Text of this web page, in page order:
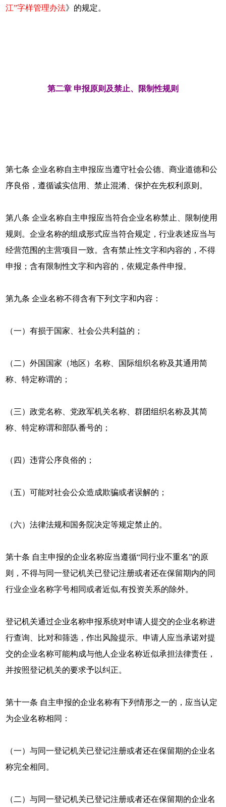
江”字样管理办法》的规定。
第二章 申报原则及禁止、限制性规则
第七条 企业名称自主申报应当遵守社会公德、商业道德和公
序良俗，遵循诚实信用、禁止混淆、保护在先权利原则。
第八条 企业名称自主申报应当符合企业名称禁止、限制使用
规则。企业名称的组成形式应当符合规定，行业表述应当与
经营范围的主营项目一致。含有禁止性文字和内容的，不得
申报；含有限制性文字和内容的，依规定条件申报。
第九条 企业名称不得含有下列文字和内容：
（一）有损于国家、社会公共利益的；
（二）外国国家（地区）名称、国际组织名称及其通用简
称、特定称谓的；
（三）政党名称、党政军机关名称、群团组织名称及其简
称、特定称谓和部队番号的；
（四）违背公序良俗的；
（五）可能对社会公众造成欺骗或者误解的；
（六）法律法规和国务院决定等规定禁止的。
第十条 自主申报的企业名称应当遵循“同行业不重名”的原
则，不得与同一登记机关已登记注册或者还在保留期内的同
行业企业名称字号相同或者近似,有投资关系的除外。
登记机关通过企业名称申报系统对申请人提交的企业名称进
行查询、比对和筛选，作出风险提示。申请人应当承诺对提
交的企业名称可能构成与他人企业名称近似承担法律责任，
并按照登记机关的要求予以纠正。
第十一条 自主申报的企业名称有下列情形之一的，应当认定
为企业名称相同：
（一）与同一登记机关已登记注册或者还在保留期的企业名
称完全相同。
（二）与同一登记机关已登记注册或者还在保留期的企业名